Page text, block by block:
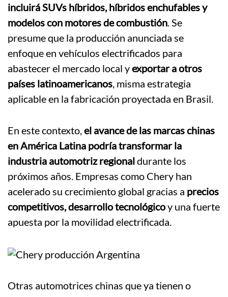
incluirá SUVs híbridos, híbridos enchufables y
modelos con motores de combustión . Se
presume que la producción anunciada se
enfoque en vehículos electrificados para
abastecer el mercado local yexportar a otros
países latinoamericanos , misma estrategia
aplicable en la fabricación proyectada en Brasil.
En este contexto, el avance de las marcas chinas
en América Latina podría transformar la
industria automotriz regionaldurante los
próximos años. Empresas como Chery han
acelerado su crecimiento global gracias a precios
competitivos, desarrollo tecnológicoy una fuerte
apuesta por la movilidad electrificada.
Otras automotrices chinas que ya tienen o